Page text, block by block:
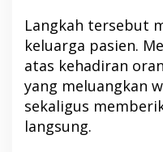
Langkah tersebut
keluarga pasien.
atas kehadiran
yang meluangkan
sekaligus
langsung.